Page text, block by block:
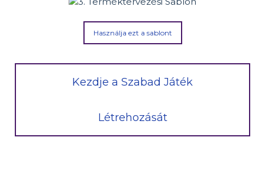
Használja ezt a sablont
Kezdje a Szabad Játék
Létrehozását